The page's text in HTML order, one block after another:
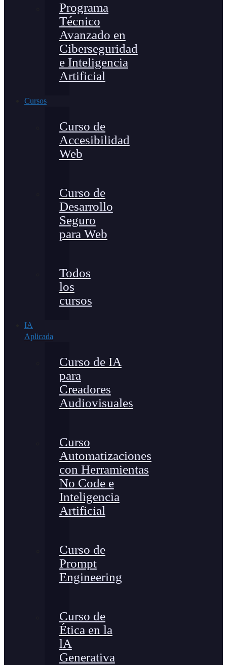
Programa
Técnico
Avanzado en
Ciberseguridad
e Inteligencia
Artificial
Cursos
Curso de
Accesibilidad
Web
Curso de
Desarrollo
Seguro
para Web
Todos
los
cursos
IA
Aplicada
Curso de IA
para
Creadores
Audiovisuales
Curso
Automatizaciones
con Herramientas
No Code e
Inteligencia
Artificial
Curso de
Prompt
Engineering
Curso de
Ética en la
lA
Generativa